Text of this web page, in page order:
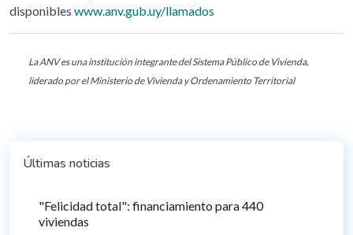
disponibles www.anv.gub.uy/llamados
La ANV es una institución integrante del Sistema Público de Vivienda,
liderado por el Ministerio de Vivienda y Ordenamiento Territorial
Últimas noticias
"Felicidad total": financiamiento para 440
viviendas